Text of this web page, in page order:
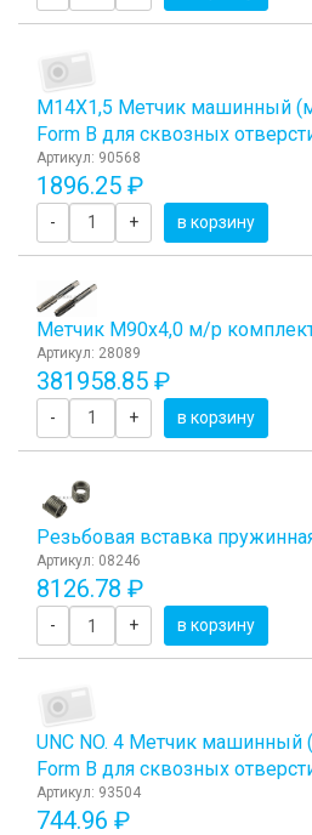
М14Х1,5 Метчик машинный
Form B для сквозных
Артикул: 90568
1896.25 ₽
- + в корзину
Метчик М90x4,0 м/р
Артикул: 28089
381958.85 ₽
- + в корзину
Резьбовая вставка
Артикул: 08246
8126.78 ₽
- + в корзину
UNC NO. 4 Метчик
Form B для сквозных
Артикул: 93504
744.96 ₽